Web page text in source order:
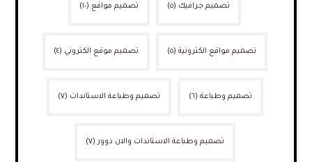
تصميم جرافيك (٥) تصميم مواقع (١٠)
تصميم مواقع الكترونية (٥) تصميم موقع الكتروني (٤)
تصميم وطباعة (٦) تصميم وطباعة الاستاندات (٧)
تصميم وطباعة الاستاندات والان دوور (٧)